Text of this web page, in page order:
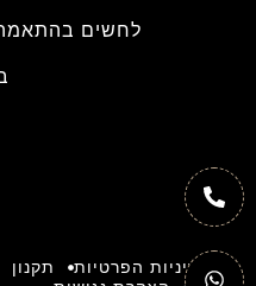
לחשים בהתאמה
מדיניות הפרטיות
תקנון